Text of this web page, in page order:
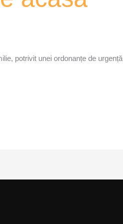
potrivit unei ordonanțe de